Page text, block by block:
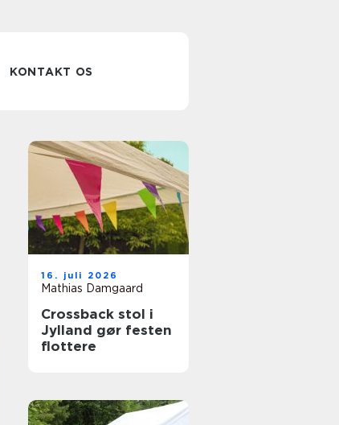
KONTAKT OS
16. juli 2026
Mathias Damgaard
Crossback stol i
Jylland gør festen
flottere